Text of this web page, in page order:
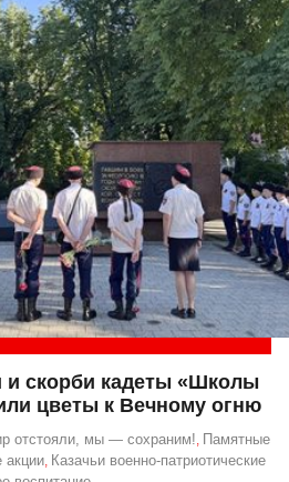
и скорби кадеты «Школы
цветы к Вечному огню
отстояли, мы — сохраним!, Памятные
акции, Казачьи военно-патриотические